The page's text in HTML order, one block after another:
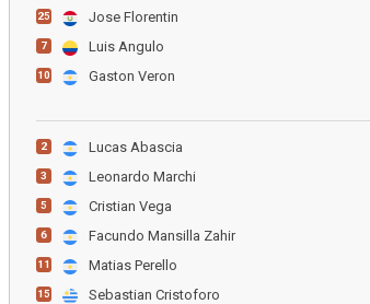
25 Jose Florentin
7 Luis Angulo
10 Gaston Veron
2 Lucas Abascia
3 Leonardo Marchi
5 Cristian Vega
6 Facundo Mansilla Zahir
11 Matias Perello
15 Sebastian Cristoforo